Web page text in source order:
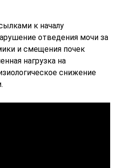
к началу
отведения мочи за
и смещения почек
нагрузка на
снижение